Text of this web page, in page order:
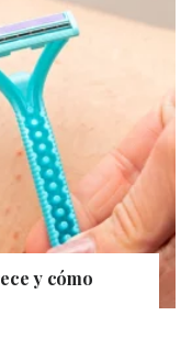
y cómo